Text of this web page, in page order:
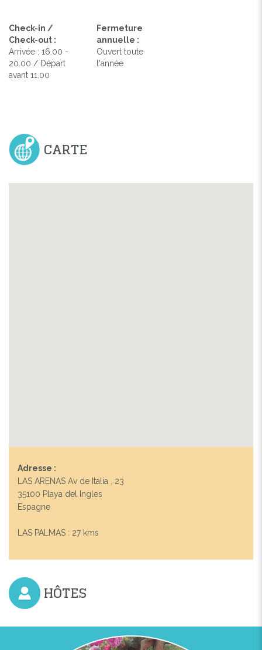
Check-in /
Check-out :
Arrivée : 16.00 -
20.00 / Départ
avant 11.00
Fermeture
annuelle :
Ouvert toute
l'année
CARTE
Adresse :
LAS ARENAS Av de Italia , 23
35100 Playa del Ingles
Espagne
LAS PALMAS : 27 kms
HÔTES